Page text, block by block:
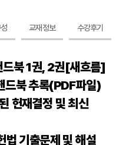
교재정보 수강후기
드북 1권, 2권[새흐름]
드북 추록(PDF파일)
재결정 및 최신
법 기출문제 및 해설